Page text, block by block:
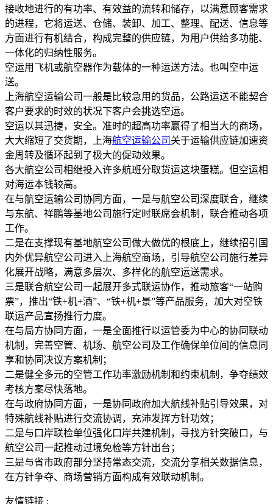
接收地进行的有功率、有效益的流转和储存，以满意顾客需求
的进程，它将运送、仓储、装卸、加工、整理、配送、信息等
方面进行有机结合，构成完整的供应链，为用户供给多功能、
一体化的归纳性服务。
空运用飞机或航空器作为载体的一种运送方法。也叫空中运
送。
上海航空运输公司一般是比较急用的货品，公路运送不能契合
客户要求的时效的状况下客户会挑选空运。
空运以其迅捷，安全。准时的超高功率赢得了相当大的商场，
大大缩短了交货期，上海航空运输公司 关于运输供应链加速资
金周转及循环起到了极大的促动效果。
各大航空公司相继投入许多航班分取货运这块蛋糕。但空运相
对海运本钱较高。
在与航空运输公司协同方面，一是与航空公司深度联合，继续
与东航、祥鹏等基地公司施行定时联席会机制，联合推动各项
工作。
二是在支撑现有基地航空公司做大做优的根底上，继续招引国
内外优异航空公司进入上海航空商场，引导航空公司施行差异
化展开战略，满意多层次、多样化的航空运送需求。
三是联合航空公司一起展开多式联运协作，推动旅客“一站购
票”，推出“铁+机+酒”、“铁+机+景”等产品服务，加大对空铁
联运产品宣扬推行力度。
在与局方协同方面，一是全面推行以运管委为中心的协同联动
机制，完善空管、机场、航空公司及工作确保单位间的信息同
享和协同决议方案机制；
二是健全多元的空管工作功率激励机制和约束机制，争夺绩效
考核方案尽快落地。
在与政府协同方面，一是协同政府加大航线补贴引导效果，对
特殊航线补贴进行交流协调，充沛发挥方针功效；
二是与口岸联检单位强化口岸共建机制，寻找方针突破口，与
航空公司一起推动过境免检等方针出台；
三是与省市政府部分坚持常态交流，交流分享相关数据信息，
在方针争夺、商场营销方面构成有效联动机制。
友情链接 :